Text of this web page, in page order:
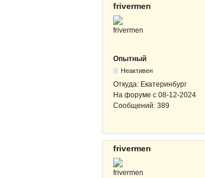
frivermen
Опытный
Неактивен
Откуда: Екатеринбург
На форуме с 08-12-2024
Сообщений: 389
frivermen